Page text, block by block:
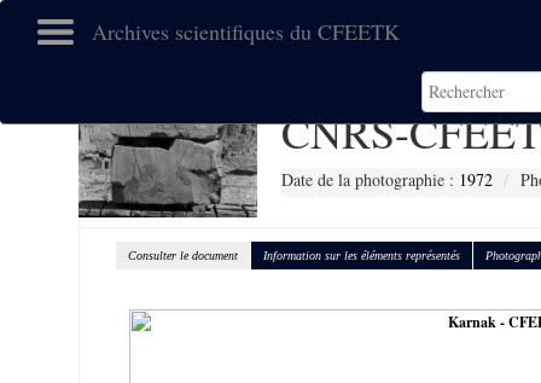
Archives scientifiques du CFEETK
CNRS-
Date de la photographie : 1972
Consulter le document Information sur les éléments représentés